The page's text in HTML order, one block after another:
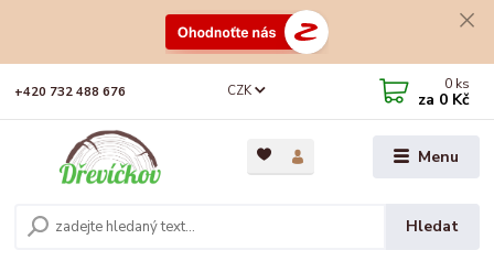
Menu
CZK
Hledat
+420 732 488 676 0 ks
za 0 Kč